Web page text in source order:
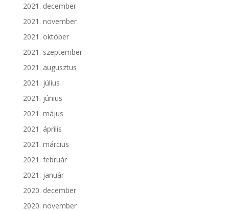
2021. december
2021. november
2021. október
2021. szeptember
2021. augusztus
2021. július
2021. június
2021. május
2021. április
2021. március
2021. február
2021. január
2020. december
2020. november